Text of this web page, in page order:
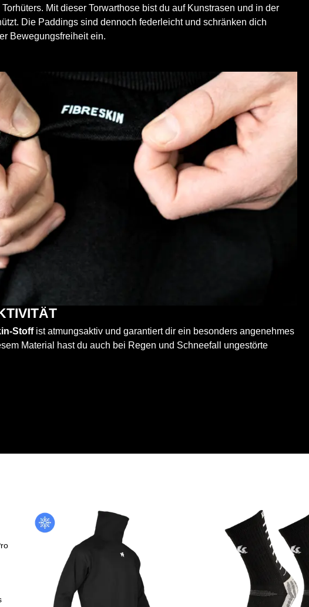
Mit dieser Torwarthose bist du auf Kunstrasen und in der
Die Paddings sind dennoch federleicht und schränken dich
Bewegungsfreiheit ein.
Stoff ist atmungsaktiv und garantiert dir ein besonders angenehmes
Material hast du auch bei Regen und Schneefall ungestörte